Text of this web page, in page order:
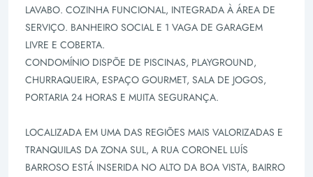
LAVABO. COZINHA FUNCIONAL, INTEGRADA À ÁREA DE
SERVIÇO. BANHEIRO SOCIAL E 1 VAGA DE GARAGEM
LIVRE E COBERTA.
CONDOMÍNIO DISPÕE DE PISCINAS, PLAYGROUND,
CHURRAQUEIRA, ESPAÇO GOURMET, SALA DE JOGOS,
PORTARIA 24 HORAS E MUITA SEGURANÇA.
LOCALIZADA EM UMA DAS REGIÕES MAIS VALORIZADAS E
TRANQUILAS DA ZONA SUL, A RUA CORONEL LUÍS
BARROSO ESTÁ INSERIDA NO ALTO DA BOA VISTA, BAIRRO